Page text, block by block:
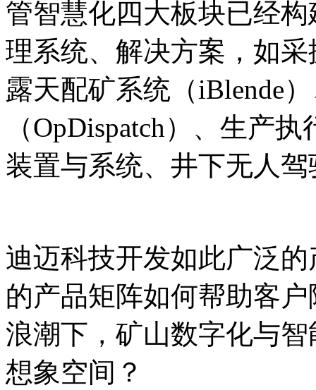
管智慧化四大板块已经
理系统、解决方案，如
露天配矿系统（iBlende
（OpDispatch）、生产
装置与系统、井下无人
迪迈科技开发如此广泛
的产品矩阵如何帮助客
浪潮下，矿山数字化与
想象空间？